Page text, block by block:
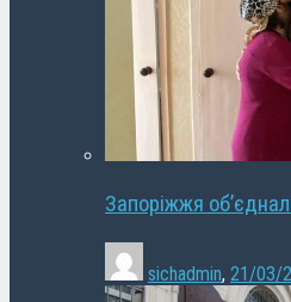
Запоріжжя
sichadmin, 21/03/